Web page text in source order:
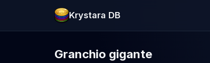
Krystara DB
Granchio gigante